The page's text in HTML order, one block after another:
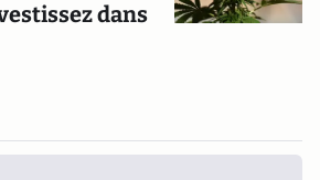
dans